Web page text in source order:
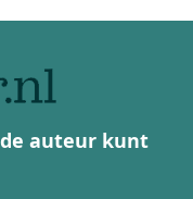
auteur kunt